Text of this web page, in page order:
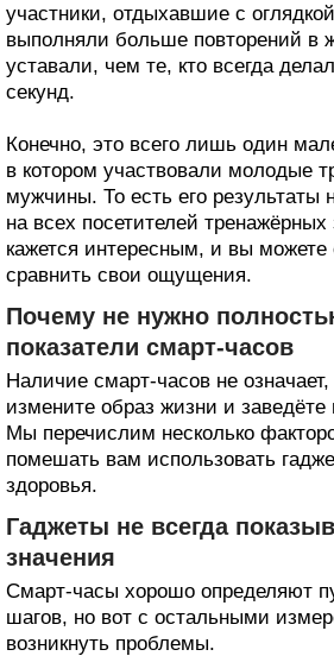
участники, отдыхавшие с
выполняли больше повторений
уставали, чем те, кто всегда
секунд.
Конечно, это всего лишь один
в котором участвовали молодые
мужчины. То есть его результаты
на всех посетителей
кажется интересным, и вы можете
сравнить свои ощущения.
Почему не нужно
показатели смарт-часов
Наличие смарт-часов не
измените образ жизни и
Мы перечислим несколько
помешать вам использовать
здоровья.
Гаджеты не всегда
значения
Смарт-часы хорошо определяют
шагов, но вот с остальными
возникнуть проблемы.